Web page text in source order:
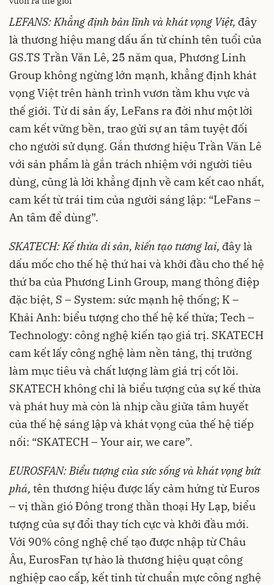
LEFANS: Khẳng định bản lĩnh và khát vọng Việt, đây
là thương hiệu mang dấu ấn từ chính tên tuổi của
GS.TS Trần Văn Lê, 25 năm qua, Phương Linh
Group không ngừng lớn mạnh, khẳng định khát
vọng Việt trên hành trình vươn tầm khu vực và
thế giới. Từ di sản ấy, LeFans ra đời như một lời
cam kết vững bền, trao gửi sự an tâm tuyệt đối
cho người sử dụng. Gắn thương hiệu Trần Văn Lê
với sản phẩm là gắn trách nhiệm với người tiêu
dùng, cũng là lời khẳng định về cam kết cao nhất,
cam kết từ trái tim của người sáng lập: “LeFans –
An tâm để dùng”.
SKATECH: Kế thừa di sản, kiến tạo tương lai, đây là
dấu mốc cho thế hệ thứ hai và khởi đầu cho thế hệ
thứ ba của Phương Linh Group, mang thông điệp
đặc biệt, S – System: sức mạnh hệ thống; K –
Khải Anh: biểu tượng cho thế hệ kế thừa; Tech –
Technology: công nghệ kiến tạo giá trị. SKATECH
cam kết lấy công nghệ làm nền tảng, thị trường
làm mục tiêu và chất lượng làm giá trị cốt lõi.
SKATECH không chỉ là biểu tượng của sự kế thừa
và phát huy mà còn là nhịp cầu giữa tâm huyết
của thế hệ sáng lập và khát vọng của thế hệ tiếp
nối: “SKATECH – Your air, we care”.
EUROSFAN: Biểu tượng của sức sống và khát vọng bứt
phá, tên thương hiệu được lấy cảm hứng từ Euros
– vị thần gió Đông trong thần thoại Hy Lạp, biểu
tượng của sự đổi thay tích cực và khởi đầu mới.
Với 90% công nghệ chế tạo được nhập từ Châu
Âu, EurosFan tự hào là thương hiệu quạt công
nghiệp cao cấp, kết tinh từ chuẩn mực công nghệ